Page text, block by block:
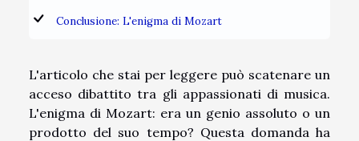
Conclusione: L'enigma di Mozart
L'articolo che stai per leggere può scatenare un
acceso dibattito tra gli appassionati di musica.
L'enigma di Mozart: era un genio assoluto o un
prodotto del suo tempo? Questa domanda ha